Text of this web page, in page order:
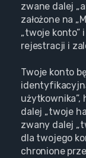
zwane dalej
założone na
„twoje konto”
rejestracji i
Twoje konto
użytkownika”,
dalej „twoje
zwany dalej
dla twojego
chronione